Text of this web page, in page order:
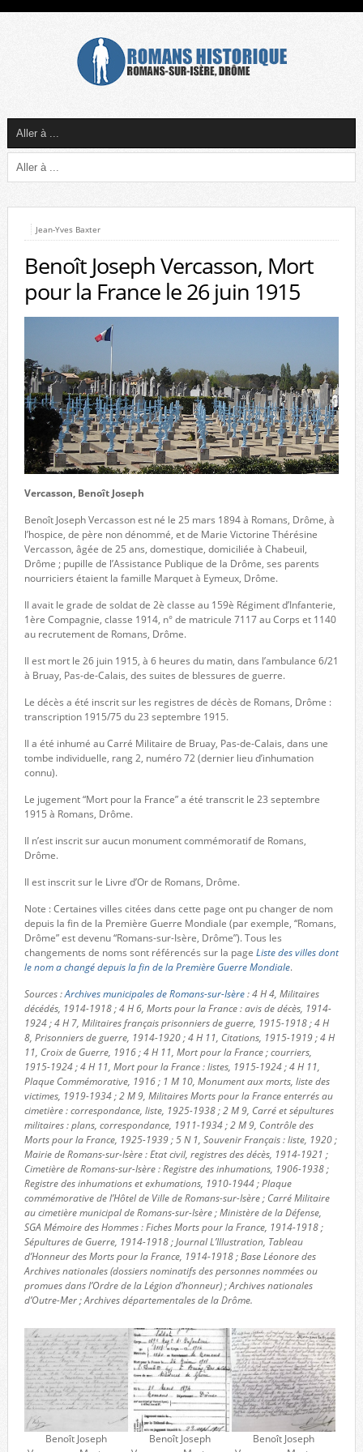
Jean-Yves Baxter
Benoît Joseph Vercasson, Mort
pour la France le 26 juin 1915
Vercasson, Benoît Joseph
Benoît Joseph Vercasson est né le 25 mars 1894 à Romans, Drôme, à
l’hospice, de père non dénommé, et de Marie Victorine Thérésine
Vercasson, âgée de 25 ans, domestique, domiciliée à Chabeuil,
Drôme ; pupille de l’Assistance Publique de la Drôme, ses parents
nourriciers étaient la famille Marquet à Eymeux, Drôme.
Il avait le grade de soldat de 2è classe au 159è Régiment d’Infanterie,
1ère Compagnie, classe 1914, n° de matricule 7117 au Corps et 1140
au recrutement de Romans, Drôme.
Il est mort le 26 juin 1915, à 6 heures du matin, dans l’ambulance 6/21
à Bruay, Pas-de-Calais, des suites de blessures de guerre.
Le décès a été inscrit sur les registres de décès de Romans, Drôme :
transcription 1915/75 du 23 septembre 1915.
Il a été inhumé au Carré Militaire de Bruay, Pas-de-Calais, dans une
tombe individuelle, rang 2, numéro 72 (dernier lieu d’inhumation
connu).
Le jugement “Mort pour la France” a été transcrit le 23 septembre
1915 à Romans, Drôme.
Il n’est inscrit sur aucun monument commémoratif de Romans,
Drôme.
Il est inscrit sur le Livre d’Or de Romans, Drôme.
Note : Certaines villes citées dans cette page ont pu changer de nom
depuis la fin de la Première Guerre Mondiale (par exemple, “Romans,
Drôme” est devenu “Romans-sur-Isère, Drôme”). Tous les
changements de noms sont référencés sur la page Liste des villes dont
le nom a changé depuis la fin de la Première Guerre Mondiale.
Sources :Archives municipales de Romans-sur-Isère: 4 H 4, Militaires
décédés, 1914-1918 ; 4 H 6, Morts pour la France : avis de décès, 1914-
1924 ; 4 H 7, Militaires français prisonniers de guerre, 1915-1918 ; 4 H
8, Prisonniers de guerre, 1914-1920 ; 4 H 11, Citations, 1915-1919 ; 4 H
11, Croix de Guerre, 1916 ; 4 H 11, Mort pour la France ; courriers,
1915-1924 ; 4 H 11, Mort pour la France : listes, 1915-1924 ; 4 H 11,
Plaque Commémorative, 1916 ; 1 M 10, Monument aux morts, liste des
victimes, 1919-1934 ; 2 M 9, Militaires Morts pour la France enterrés au
cimetière : correspondance, liste, 1925-1938 ; 2 M 9, Carré et sépultures
militaires : plans, correspondance, 1911-1934 ; 2 M 9, Contrôle des
Morts pour la France, 1925-1939 ; 5 N 1, Souvenir Français : liste, 1920 ;
Mairie de Romans-sur-Isère : Etat civil, registres des décès, 1914-1921 ;
Cimetière de Romans-sur-Isère : Registre des inhumations, 1906-1938 ;
Registre des inhumations et exhumations, 1910-1944 ; Plaque
commémorative de l’Hôtel de Ville de Romans-sur-Isère ; Carré Militaire
au cimetière municipal de Romans-sur-Isère ; Ministère de la Défense,
SGA Mémoire des Hommes : Fiches Morts pour la France, 1914-1918 ;
Sépultures de Guerre, 1914-1918 ; Journal L’Illustration, Tableau
d’Honneur des Morts pour la France, 1914-1918 ; Base Léonore des
Archives nationales (dossiers nominatifs des personnes nommées ou
promues dans l’Ordre de la Légion d’honneur) ; Archives nationales
d’Outre-Mer ; Archives départementales de la Drôme.
Benoît Joseph
Benoît Joseph
Benoît Joseph